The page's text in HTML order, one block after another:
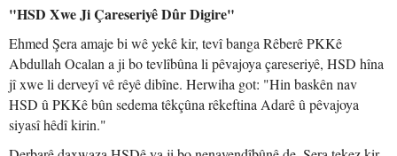
"HSD Xwe Ji Çareseriyê Dûr Digire"
Ehmed Şera amaje bi wê yekê kir, tevî banga Rêberê PKKê
Abdullah Ocalan a ji bo tevlîbûna li pêvajoya çareseriyê, HSD hîna
jî xwe li derveyî vê rêyê dibîne. Herwiha got: "Hin baskên nav
HSD û PKKê bûn sedema têkçûna rêkeftina Adarê û pêvajoya
siyasî hêdî kirin."